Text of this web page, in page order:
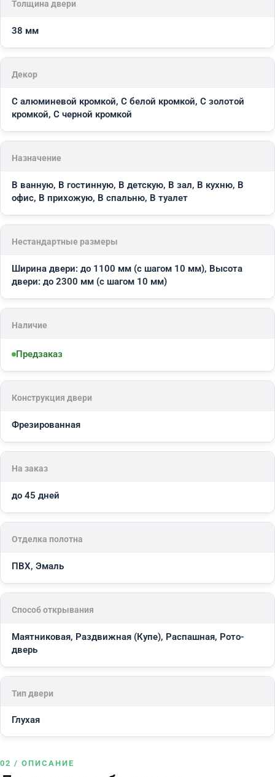
Толщина двери
38 мм
Декор
С алюминевой кромкой, С белой кромкой, С золотой
кромкой, С черной кромкой
Назначение
В ванную, В гостинную, В детскую, В зал, В кухню, В
офис, В прихожую, В спальню, В туалет
Нестандартные размеры
Ширина двери: до 1100 мм (с шагом 10 мм), Высота
двери: до 2300 мм (с шагом 10 мм)
Наличие
Предзаказ
Конструкция двери
Фрезированная
На заказ
до 45 дней
Отделка полотна
ПВХ, Эмаль
Способ открывания
Маятниковая, Раздвижная (Купе), Распашная, Рото-
дверь
Тип двери
Глухая
02 / ОПИСАНИЕ